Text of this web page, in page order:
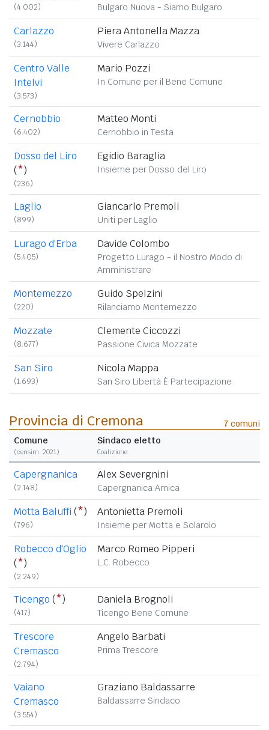
(4.002) Bulgaro Nuova - Siamo Bulgaro
Carlazzo
(3.144)
Piera Antonella Mazza
Vivere Carlazzo
Centro Valle
Intelvi
(3.573)
Mario Pozzi
In Comune per il Bene Comune
Cernobbio
(6.402)
Matteo Monti
Cernobbio in Testa
Dosso del Liro
(*)
(236)
Egidio Baraglia
Insieme per Dosso del Liro
Laglio
(899)
Giancarlo Premoli
Uniti per Laglio
Lurago d'Erba
(5.405)
Davide Colombo
Progetto Lurago - il Nostro Modo di
Amministrare
Montemezzo
(220)
Guido Spelzini
Rilanciamo Montemezzo
Mozzate
(8.677)
Clemente Ciccozzi
Passione Civica Mozzate
San Siro
(1.693)
Nicola Mappa
San Siro Libertà È Partecipazione
Provincia di Cremona 7 comuni
Comune
(censim. 2021)
Sindaco eletto
Coalizione
Capergnanica
(2.148)
Alex Severgnini
Capergnanica Amica
Motta Baluffi (*)
(796)
Antonietta Premoli
Insieme per Motta e Solarolo
Robecco d'Oglio
(*)
(2.249)
Marco Romeo Pipperi
L.C. Robecco
Ticengo (*)
(417)
Daniela Brognoli
Ticengo Bene Comune
Trescore
Cremasco
(2.794)
Angelo Barbati
Prima Trescore
Vaiano
Cremasco
(3.554)
Graziano Baldassarre
Baldassarre Sindaco